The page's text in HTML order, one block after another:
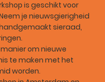
is geschikt voor
je nieuwsgierigheid
sieraad,
om nieuwe
te maken met het
worden.